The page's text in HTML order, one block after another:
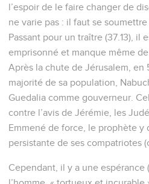
l’espoir de le faire changer de
ne varie pas : il faut se soumettre
Passant pour un traître (37.13), il
emprisonné et manque même
Après la chute de Jérusalem, en
majorité de sa population,
Guedalia comme gouverneur.
contre l’avis de Jérémie, les
Emmené de force, le prophète y
persistante de ses compatriotes
Cependant, il y a une espérance